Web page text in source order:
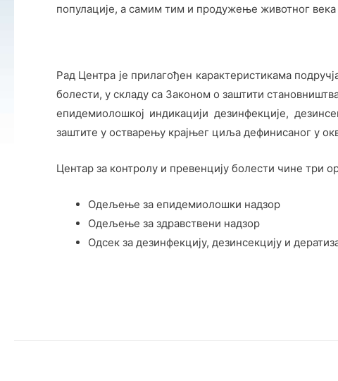
популације, а самим тим и продужење животног века
Рад Центра је прилагођен карактеристикама
болести, у складу са Законом о заштити
епидемиолошкој индикацији дезинфекције,
заштите у остварењу крајњег циља дефинисаног у
Центар за контролу и превенцију болести чине три
Одељење за епидемиолошки надзор
Одељење за здравствени надзор
Одсек за дезинфекцију, дезинсекцију и